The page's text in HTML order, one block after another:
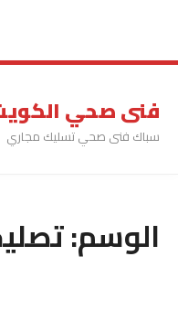
فنى صحي الكويت
سباك فنى صحي تسليك مجاري
الوسم: